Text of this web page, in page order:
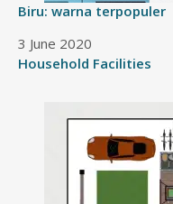
Biru: warna terpopuler
Date
3 June 2020
In relation to
Household Facilities